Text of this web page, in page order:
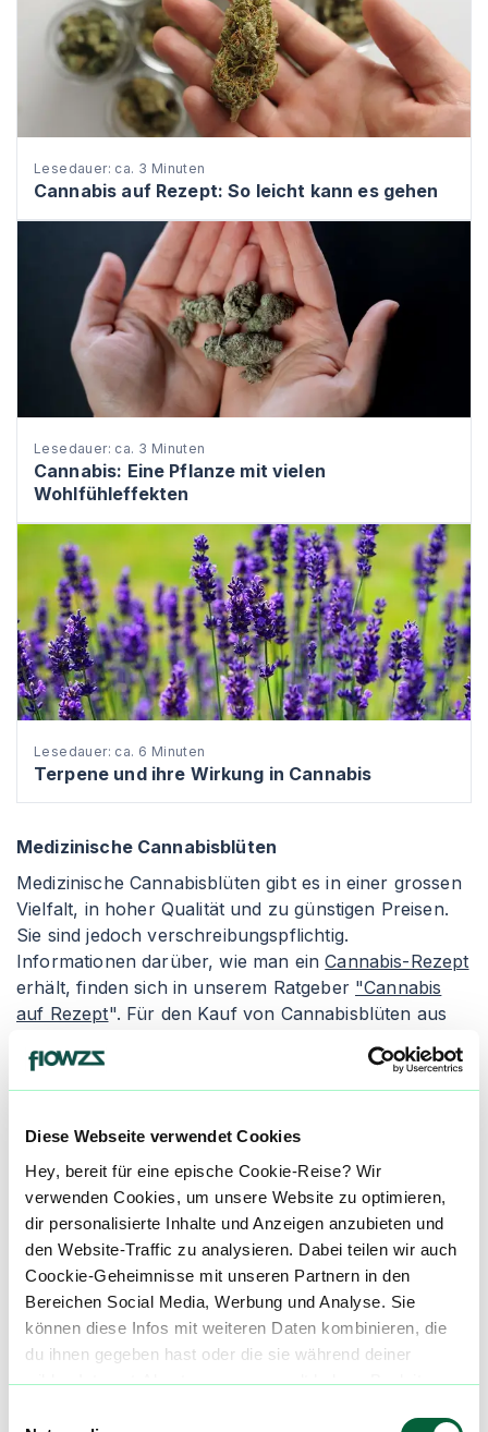
Diese Webseite verwendet Cookies
Hey, bereit für eine epische Cookie-Reise? Wir
verwenden Cookies, um unsere Website zu optimieren,
dir personalisierte Inhalte und Anzeigen anzubieten und
den Website-Traffic zu analysieren. Dabei teilen wir auch
Coockie-Geheimnisse mit unseren Partnern in den
Bereichen Social Media, Werbung und Analyse. Sie
können diese Infos mit weiteren Daten kombinieren, die
du ihnen gegeben hast oder die sie während deiner
wilden Internet-Abenteuer gesammelt haben. Begleite
Lesedauer: ca. 3 Minuten
Cannabis auf Rezept: So leicht kann es gehen
Lesedauer: ca. 3 Minuten
Cannabis: Eine Pflanze mit vielen
Wohlfühleffekten
Lesedauer: ca. 6 Minuten
Terpene und ihre Wirkung in Cannabis
Medizinische Cannabisblüten
Medizinische Cannabisblüten gibt es in einer grossen
Vielfalt, in hoher Qualität und zu günstigen Preisen.
Sie sind jedoch verschreibungspflichtig.
Informationen darüber, wie man einCannabis-Rezept
erhält, finden sich in unserem Ratgeber "Cannabis
auf Rezept". Für den Kauf von Cannabisblüten aus
Cannabis legal kaufen
" zu lesen. Apotheken geben
die Cannabisblüten entweder als Granulat oder als
Einnahmeform ist.
Granulierte Cannabisblüten wird in der Apotheke
zerkleinert und verpackt. Die Konsumenten erhalten
einen Dosierlöffel zur genauen Abmessung des
medizinischen Cannabis, um ungleichmäßige und
inkorrekte Dosierungen zu vermeiden. Der Nachteil
von granuliertem Cannabis ist seine schnellere
Oxidation, wodurch es schneller austrocknen und an
Qualität verlieren kann. Alternativ gibt es die Abgabe